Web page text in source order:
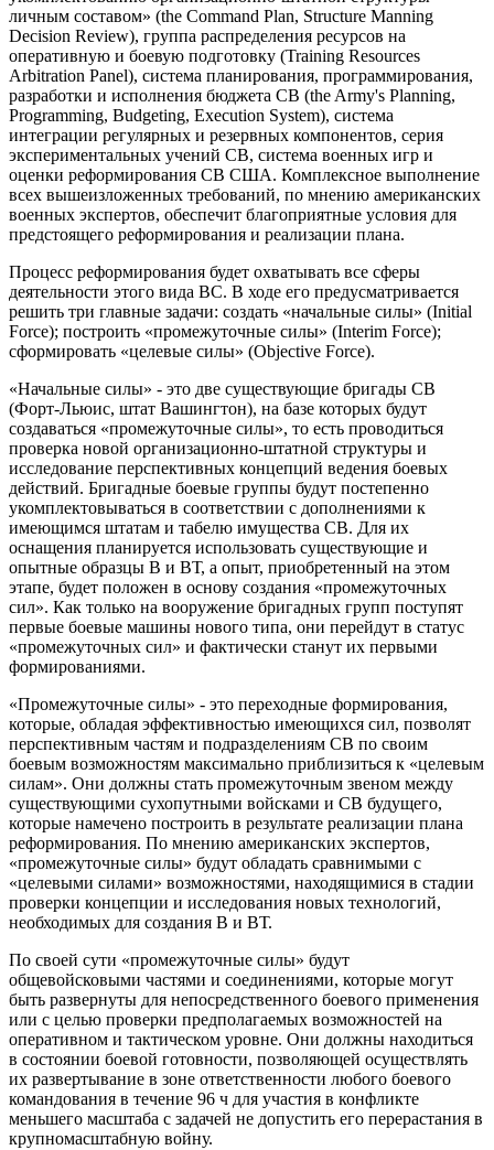
личным составом» (the Command Plan, Structure Manning
Decision Review), группа распределения ресурсов на
оперативную и боевую подготовку (Training Resources
Arbitration Panel), система планирования, программирования,
разработки и исполнения бюджета СВ (the Army's Planning,
Programming, Budgeting, Execution System), система
интеграции регулярных и резервных компонентов, серия
экспериментальных учений СВ, система военных игр и
оценки реформирования СВ США. Комплексное выполнение
всех вышеизложенных требований, по мнению американских
военных экспертов, обеспечит благоприятные условия для
предстоящего реформирования и реализации плана.
Процесс реформирования будет охватывать все сферы
деятельности этого вида ВС. В ходе его предусматривается
решить три главные задачи: создать «начальные силы» (Initial
Force); построить «промежуточные силы» (Interim Force);
сформировать «целевые силы» (Objective Force).
«Начальные силы» - это две существующие бригады СВ
(Форт-Льюис, штат Вашингтон), на базе которых будут
создаваться «промежуточные силы», то есть проводиться
проверка новой организационно-штатной структуры и
исследование перспективных концепций ведения боевых
действий. Бригадные боевые группы будут постепенно
укомплектовываться в соответствии с дополнениями к
имеющимся штатам и табелю имущества СВ. Для их
оснащения планируется использовать существующие и
опытные образцы В и ВТ, а опыт, приобретенный на этом
этапе, будет положен в основу создания «промежуточных
сил». Как только на вооружение бригадных групп поступят
первые боевые машины нового типа, они перейдут в статус
«промежуточных сил» и фактически станут их первыми
формированиями.
«Промежуточные силы» - это переходные формирования,
которые, обладая эффективностью имеющихся сил, позволят
перспективным частям и подразделениям СВ по своим
боевым возможностям максимально приблизиться к «целевым
силам». Они должны стать промежуточным звеном между
существующими сухопутными войсками и СВ будущего,
которые намечено построить в результате реализации плана
реформирования. По мнению американских экспертов,
«промежуточные силы» будут обладать сравнимыми с
«целевыми силами» возможностями, находящимися в стадии
проверки концепции и исследования новых технологий,
необходимых для создания В и ВТ.
По своей сути «промежуточные силы» будут
общевойсковыми частями и соединениями, которые могут
быть развернуты для непосредственного боевого применения
или с целью проверки предполагаемых возможностей на
оперативном и тактическом уровне. Они должны находиться
в состоянии боевой готовности, позволяющей осуществлять
их развертывание в зоне ответственности любого боевого
командования в течение 96 ч для участия в конфликте
меньшего масштаба с задачей не допустить его перерастания в
крупномасштабную войну.